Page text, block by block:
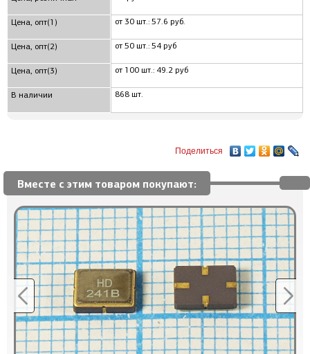
Цена, опт(1)
Цена, опт(2)
Цена, опт(3)
В наличии
от 30 шт.: 57.6 руб.
от 50 шт.: 54 руб
от 100 шт.: 49.2 руб
868 шт.
Поделиться
Вместе с этим товаром покупают: